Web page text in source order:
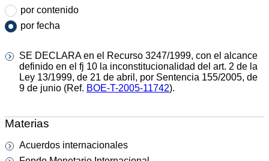
por contenido
por fecha
SE DECLARA en el Recurso 3247/1999, con el alcance
definido en el fj 10 la inconstitucionalidad del art. 2 de la
Ley 13/1999, de 21 de abril, por Sentencia 155/2005, de
9 de junio (Ref. BOE-T-2005-11742).
Materias
Acuerdos internacionales